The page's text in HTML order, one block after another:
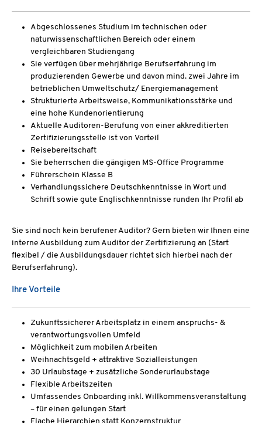
Abgeschlossenes Studium im technischen oder
naturwissenschaftlichen Bereich oder einem
vergleichbaren Studiengang
Sie verfügen über mehrjährige Berufserfahrung im
produzierenden Gewerbe und davon mind. zwei Jahre im
betrieblichen Umweltschutz/ Energiemanagement
Strukturierte Arbeitsweise, Kommunikationsstärke und
eine hohe Kundenorientierung
Aktuelle Auditoren-Berufung von einer akkreditierten
Zertifizierungsstelle ist von Vorteil
Reisebereitschaft
Sie beherrschen die gängigen MS-Office Programme
Führerschein Klasse B
Verhandlungssichere Deutschkenntnisse in Wort und
Schrift sowie gute Englischkenntnisse runden Ihr Profil ab
Sie sind noch kein berufener Auditor? Gern bieten wir Ihnen eine
interne Ausbildung zum Auditor der Zertifizierung an (Start
flexibel / die Ausbildungsdauer richtet sich hierbei nach der
Berufserfahrung).
Ihre Vorteile
Zukunftssicherer Arbeitsplatz in einem anspruchs- &
verantwortungsvollen Umfeld
Möglichkeit zum mobilen Arbeiten
Weihnachtsgeld + attraktive Sozialleistungen
30 Urlaubstage + zusätzliche Sonderurlaubstage
Flexible Arbeitszeiten
Umfassendes Onboarding inkl. Willkommensveranstaltung
– für einen gelungen Start